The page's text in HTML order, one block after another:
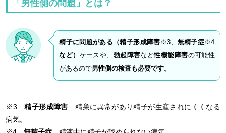
「男性側の問題」とは？
精子に問題がある（精子形成障害 ※3、 無精子症※4
など） ケースや、 勃起障害など性機能障害の可能性
があるので男性側の検査も必要です。
※3精子形成障害 …精巣に異常があり精子が生産されにくくなる
病気。